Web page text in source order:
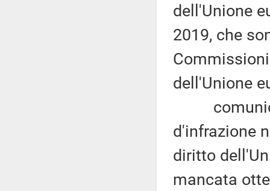
dell'Unione
2019, che
dell'Unione
d'infrazione
diritto
mancata